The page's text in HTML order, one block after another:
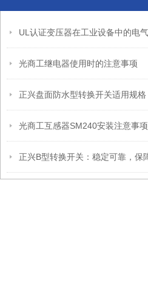
光商工继电器使用时的注意事项
正兴盘面防水型转换开关适用规格
光商工互感器SM240安装注意事项